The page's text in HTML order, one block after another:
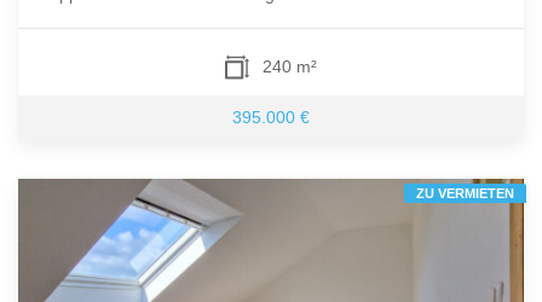
240 m²
395.000 €
ZU VERMIETEN